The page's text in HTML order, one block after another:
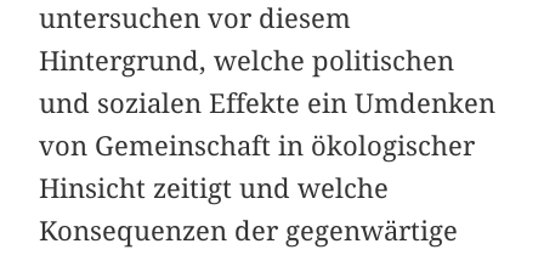
untersuchen vor diesem
Hintergrund, welche politischen
und sozialen Effekte ein Umdenken
von Gemeinschaft in ökologischer
Hinsicht zeitigt und welche
Konsequenzen der gegenwärtige